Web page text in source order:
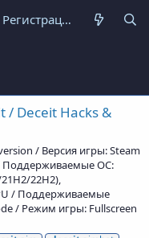
Регистрация
/ Deceit Hacks &
/ Версия игры: Steam
Поддерживаемые ОС:
22H2),
/ Поддерживаемые
/ Режим игры: Fullscreen